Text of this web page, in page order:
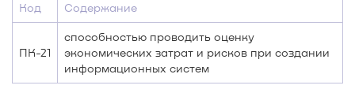
Код Содержание
ПК-21
способностью проводить оценку
экономических затрат и рисков при создании
информационных систем